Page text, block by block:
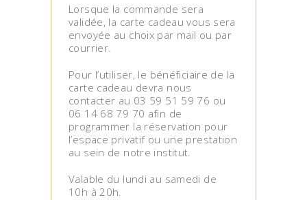
Lorsque la commande sera
validée, la carte cadeau vous sera
envoyée au choix par mail ou par
courrier.
Pour l’utiliser, le bénéficiaire de la
carte cadeau devra nous
contacter au 03 59 51 59 76 ou
06 14 68 79 70 afin de
programmer la réservation pour
l’espace privatif ou une prestation
au sein de notre institut.
Valable du lundi au samedi de
10h à 20h.